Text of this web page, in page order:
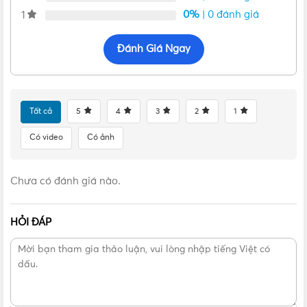
Chất liệu Polyamid 6 với khả năng chống cháy, chống
mài mòn, chịu áp lực cao chống phản ứng với nhiều loại
Điều kiện nhiệt độ: Sử dụng tốt trong điều kiện nhiệt độ từ
độ 90⁰C. Khả năng chống cháy nhiệt độ bất thường
650⁰C.
Catalogue Ổ cắm gắn âm Nanoco NIS3252-6 32A
1
0% | 0 đánh giá
Đánh Giá Ngay
Tất cả 5 4 3 2 1
Có video Có ảnh
Chưa có đánh giá nào.
HỎI ĐÁP